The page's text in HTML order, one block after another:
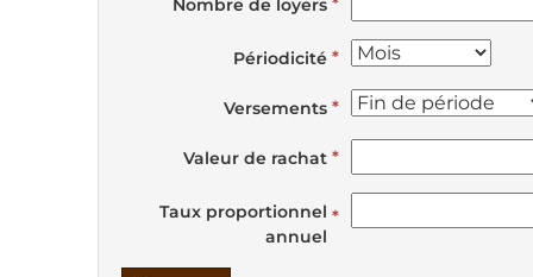
Nombre de loyers
Périodicité
Versements
Valeur de rachat
Taux proportionnel
annuel